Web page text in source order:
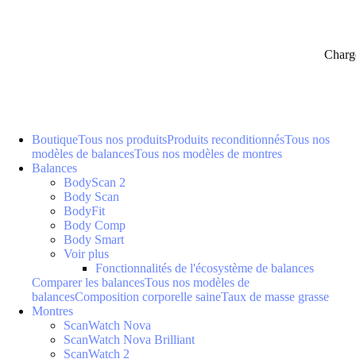
BoutiqueTous nos produitsProduits reconditionnésTous nos
modèles de balancesTous nos modèles de montres
Balances
BodyScan 2
Body Scan
BodyFit
Body Comp
Body Smart
Voir plus
Fonctionnalités de l'écosystème de balances
Comparer les balancesTous nos modèles de
balancesComposition corporelle saineTaux de masse grasse
Montres
ScanWatch Nova
ScanWatch Nova Brilliant
ScanWatch 2